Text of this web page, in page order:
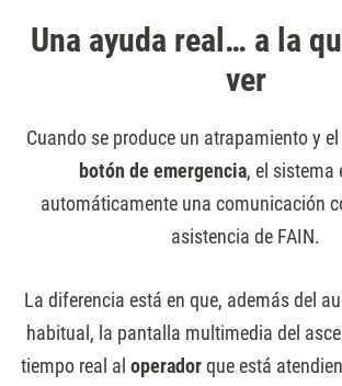
Una ayuda real… a la
ver
Cuando se produce un atrapamiento y
botón de emergencia, el sistema
automáticamente una comunicación
asistencia de FAIN.
La diferencia está en que, además del
habitual, la pantalla multimedia del
tiempo real al operadorque está